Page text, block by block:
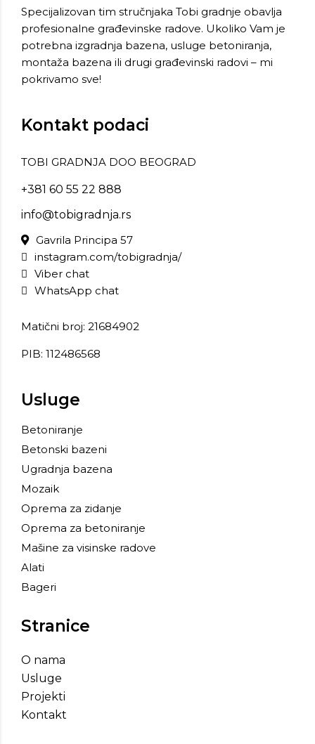
Specijalizovan tim stručnjaka Tobi gradnje obavlja
profesionalne građevinske radove. Ukoliko Vam je
potrebna izgradnja bazena, usluge betoniranja,
montaža bazena ili drugi građevinski radovi – mi
pokrivamo sve!
Kontakt podaci
TOBI GRADNJA DOO BEOGRAD
+381 60 55 22 888
info@tobigradnja.rs
Gavrila Principa 57
instagram.com/tobigradnja/
Viber chat
WhatsApp chat
Matični broj: 21684902
PIB: 112486568
Usluge
Betoniranje
Betonski bazeni
Ugradnja bazena
Mozaik
Oprema za zidanje
Oprema za betoniranje
Mašine za visinske radove
Alati
Bageri
Stranice
O nama
Usluge
Projekti
Kontakt